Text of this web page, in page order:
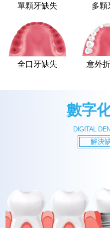
單顆牙缺失 多顆
全口牙缺失 意外
數字
DIGITAL
解決